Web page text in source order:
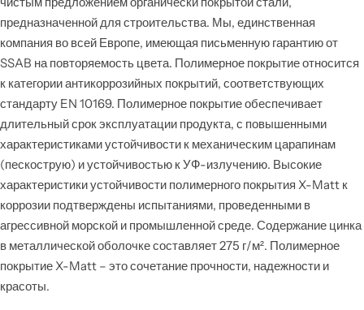
предназначенной для строительства. Мы, единственная
компания во всей Европе, имеющая письменную гарантию от
SSAB на повторяемость цвета. Полимерное покрытие относится
к категории антикоррозийных покрытий, соответствующих
стандарту EN 10169. Полимерное покрытие обеспечивает
длительный срок эксплуатации продукта, с повышенными
характеристиками устойчивости к механическим царапинам
(пескострую) и устойчивостью к УФ-излучению. Высокие
характеристики устойчивости полимерного покрытия X-Matt к
коррозии подтверждены испытаниями, проведенными в
агрессивной морской и промышленной среде. Содержание цинка
в металлической оболочке составляет 275 г/м². Полимерное
покрытие X-Matt – это сочетание прочности, надежности и
красоты.